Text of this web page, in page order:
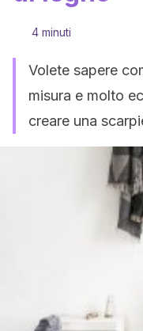
4 minuti
Volete sapere
misura e molto
creare una